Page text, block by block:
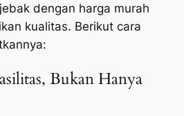
dengan harga murah
kualitas. Berikut cara
Bukan Hanya